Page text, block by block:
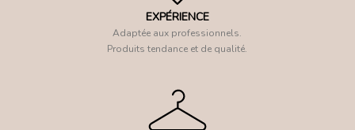
EXPÉRIENCE
Adaptée aux professionnels.
Produits tendance et de qualité.